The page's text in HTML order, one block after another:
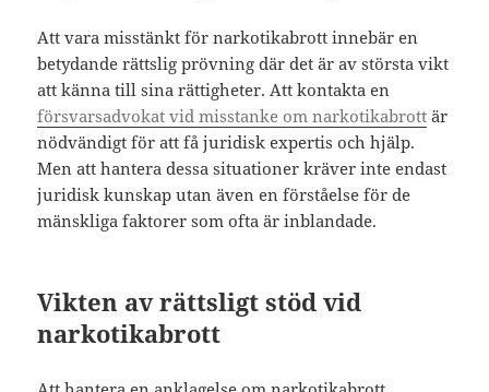
Att vara misstänkt för narkotikabrott innebär en
betydande rättslig prövning där det är av största vikt
att känna till sina rättigheter. Att kontakta en
försvarsadvokat vid misstanke om narkotikabrott är
nödvändigt för att få juridisk expertis och hjälp.
Men att hantera dessa situationer kräver inte endast
juridisk kunskap utan även en förståelse för de
mänskliga faktorer som ofta är inblandade.
Vikten av rättsligt stöd vid
narkotikabrott